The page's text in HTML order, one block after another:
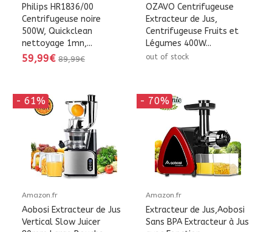
Philips HR1836/00
Centrifugeuse noire
500W, Quickclean
nettoyage 1mn,...
59,99€ 89,99€
OZAVO Centrifugeuse
Extracteur de Jus,
Centrifugeuse Fruits et
Légumes 400W...
out of stock
- 61%
Amazon.fr
Aobosi Extracteur de Jus
Vertical Slow Juicer
- 70%
Amazon.fr
Extracteur de Jus,Aobosi
Sans BPA Extracteur à Jus